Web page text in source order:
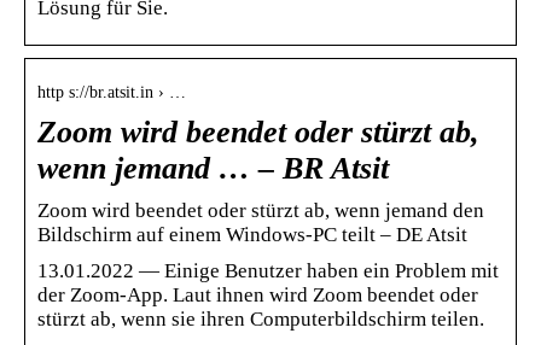
Lösung für Sie.
http s://br.atsit.in › …
Zoom wird beendet oder stürzt ab,
wenn jemand … – BR Atsit
Zoom wird beendet oder stürzt ab, wenn jemand den
Bildschirm auf einem Windows-PC teilt – DE Atsit
13.01.2022 — Einige Benutzer haben ein Problem mit
der Zoom-App. Laut ihnen wird Zoom beendet oder
stürzt ab, wenn sie ihren Computerbildschirm teilen.